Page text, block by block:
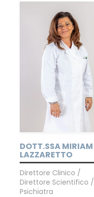
DOTT.SSA MIRIAM
LAZZARETTO
Direttore Clinico /
Direttore Scientifico /
Psichiatra